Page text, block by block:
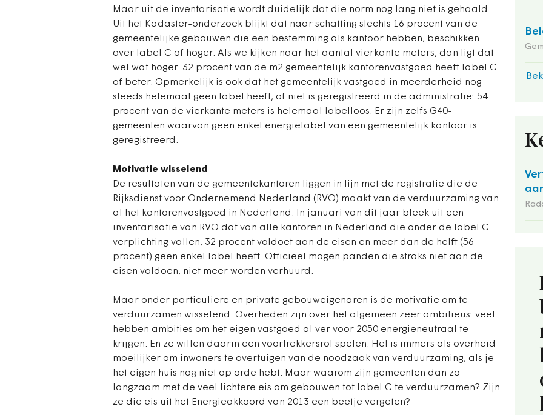
Maar uit de inventarisatie wordt duidelijk dat die norm nog lang niet is gehaald.
Uit het Kadaster-onderzoek blijkt dat naar schatting slechts 16 procent van de
gemeentelijke gebouwen die een bestemming als kantoor hebben, beschikken
over label C of hoger. Als we kijken naar het aantal vierkante meters, dan ligt dat
wel wat hoger. 32 procent van de m2 gemeentelijk kantorenvastgoed heeft label C
of beter. Opmerkelijk is ook dat het gemeentelijk vastgoed in meerderheid nog
steeds helemaal geen label heeft, of niet is geregistreerd in de administratie: 54
procent van de vierkante meters is helemaal labelloos. Er zijn zelfs G40-
gemeenten waarvan geen enkel energielabel van een gemeentelijk kantoor is
geregistreerd.
Motivatie wisselend
De resultaten van de gemeentekantoren liggen in lijn met de registratie die de
Rijksdienst voor Ondernemend Nederland (RVO) maakt van de verduurzaming van
al het kantorenvastgoed in Nederland. In januari van dit jaar bleek uit een
inventarisatie van RVO dat van alle kantoren in Nederland die onder de label C-
verplichting vallen, 32 procent voldoet aan de eisen en meer dan de helft (56
procent) geen enkel label heeft. Officieel mogen panden die straks niet aan de
eisen voldoen, niet meer worden verhuurd.
Maar onder particuliere en private gebouweigenaren is de motivatie om te
verduurzamen wisselend. Overheden zijn over het algemeen zeer ambitieus: veel
hebben ambities om het eigen vastgoed al ver voor 2050 energieneutraal te
krijgen. En ze willen daarin een voortrekkersrol spelen. Het is immers als overheid
moeilijker om inwoners te overtuigen van de noodzaak van verduurzaming, als je
het eigen huis nog niet op orde hebt. Maar waarom zijn gemeenten dan zo
langzaam met de veel lichtere eis om gebouwen tot label C te verduurzamen? Zijn
ze die eis uit het Energieakkoord van 2013 een beetje vergeten?